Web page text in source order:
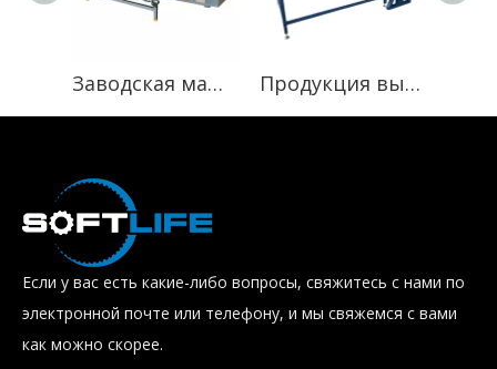
Заводская машина для намотки матрасов из латексной пены, машина для упаковки карманных пружинных матрасов Продукция высокого спроса в Китае, машина для упаковки в пленку для матрасов с токарным рабочим столом
Если у вас есть какие-либо вопросы, свяжитесь с нами по
электронной почте или телефону, и мы свяжемся с вами
как можно скорее.